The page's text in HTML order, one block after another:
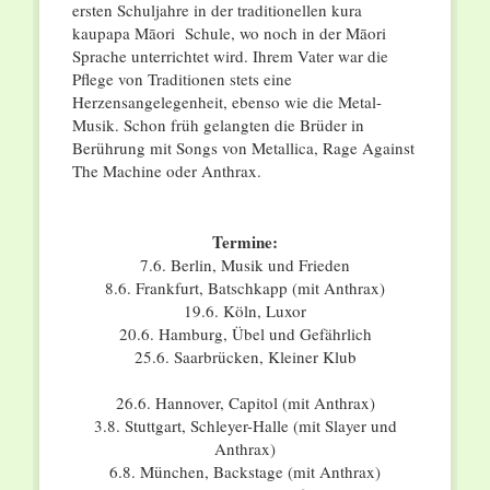
ersten Schuljahre in der traditionellen kura
kaupapa Māori Schule, wo noch in der Māori
Sprache unterrichtet wird. Ihrem Vater war die
Pflege von Traditionen stets eine
Herzensangelegenheit, ebenso wie die Metal-
Musik. Schon früh gelangten die Brüder in
Berührung mit Songs von Metallica, Rage Against
The Machine oder Anthrax.
Termine:
7.6. Berlin, Musik und Frieden
8.6. Frankfurt, Batschkapp (mit Anthrax)
19.6. Köln, Luxor
20.6. Hamburg, Übel und Gefährlich
25.6. Saarbrücken, Kleiner Klub
26.6. Hannover, Capitol (mit Anthrax)
3.8. Stuttgart, Schleyer-Halle (mit Slayer und
Anthrax)
6.8. München, Backstage (mit Anthrax)